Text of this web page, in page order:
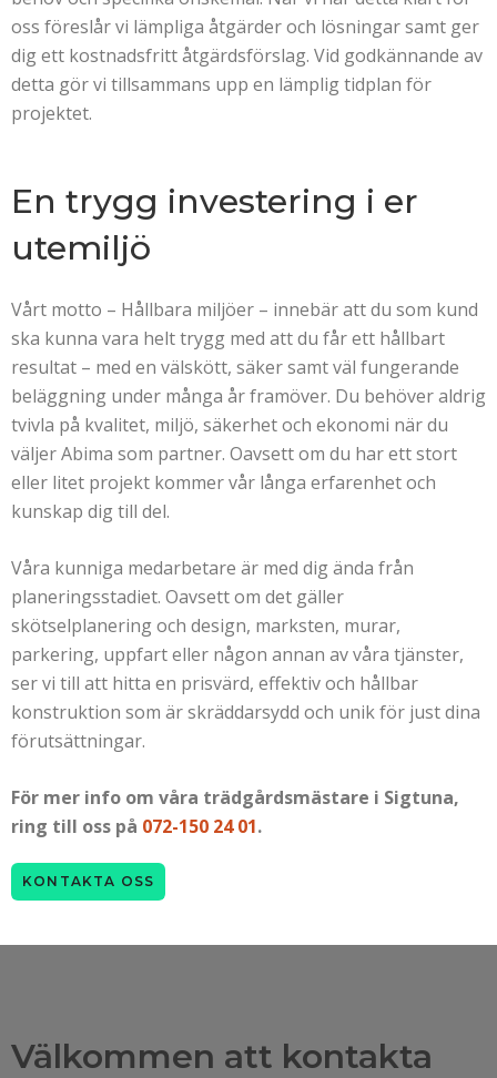
oss föreslår vi lämpliga åtgärder och lösningar samt ger
dig ett kostnadsfritt åtgärdsförslag. Vid godkännande av
detta gör vi tillsammans upp en lämplig tidplan för
projektet.
En trygg investering i er
utemiljö
Vårt motto – Hållbara miljöer – innebär att du som kund
ska kunna vara helt trygg med att du får ett hållbart
resultat – med en välskött, säker samt väl fungerande
beläggning under många år framöver. Du behöver aldrig
tvivla på kvalitet, miljö, säkerhet och ekonomi när du
väljer Abima som partner. Oavsett om du har ett stort
eller litet projekt kommer vår långa erfarenhet och
kunskap dig till del.
Våra kunniga medarbetare är med dig ända från
planeringsstadiet. Oavsett om det gäller
skötselplanering och design, marksten, murar,
parkering, uppfart eller någon annan av våra tjänster,
ser vi till att hitta en prisvärd, effektiv och hållbar
konstruktion som är skräddarsydd och unik för just dina
förutsättningar.
För mer info om våra trädgårdsmästare i Sigtuna,
ring till oss på 072-150 24 01.
KONTAKTA OSS
Välkommen att kontakta